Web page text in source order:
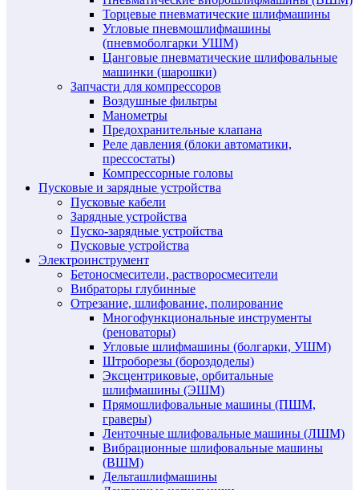
Торцевые пневматические шлифмашины
Угловые пневмошлифмашины
(пневмоболгарки УШМ)
Цанговые пневматические шлифовальные
машинки (шарошки)
Запчасти для компрессоров
Воздушные фильтры
Манометры
Предохранительные клапана
Реле давления (блоки автоматики,
прессостаты)
Компрессорные головы
Пусковые и зарядные устройства
Пусковые кабели
Зарядные устройства
Пуско-зарядные устройства
Пусковые устройства
Электроинструмент
Бетоносмесители, растворосмесители
Вибраторы глубинные
Отрезание, шлифование, полирование
Многофункциональные инструменты
(реноваторы)
Угловые шлифмашины (болгарки, УШМ)
Штроборезы (бороздоделы)
Эксцентриковые, орбитальные
шлифмашины (ЭШМ)
Прямошлифовальные машины (ПШМ,
граверы)
Ленточные шлифовальные машины (ЛШМ)
Вибрационные шлифовальные машины
(ВШМ)
Дельташлифмашины